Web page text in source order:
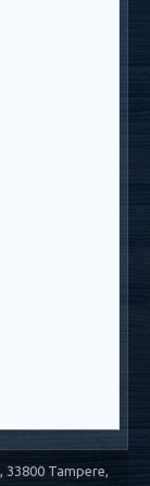
33800 Tampere,